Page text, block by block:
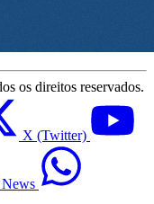
os direitos reservados.
X (Twitter)